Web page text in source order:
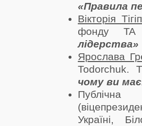
«Правила
Вікторія
фонду
лідерства»
Ярослава
Todorchuk.
чому ви
Україні,